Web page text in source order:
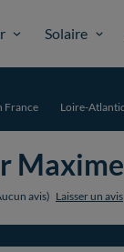
Solaire
France Loire-
Maxime
avis) Laisser un avis